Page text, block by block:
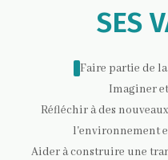
SES
Faire partie de
Imaginer
Réfléchir à des
l'environnement
Aider à construire une